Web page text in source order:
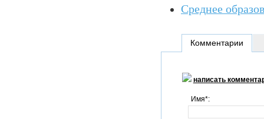
Среднее
Комментарии
написать
Имя*: